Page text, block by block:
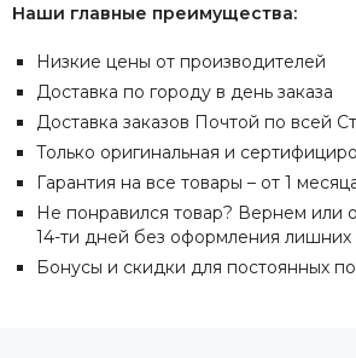
Наши главные преимущества:
Низкие цены от производителей
Доставка по городу в день заказа
Доставка заказов Почтой по всей
Только оригинальная и
Гарантия на все товары – от 1
Не понравился товар? Вернем или
14-ти дней без оформления лишних
Бонусы и скидки для постоянных